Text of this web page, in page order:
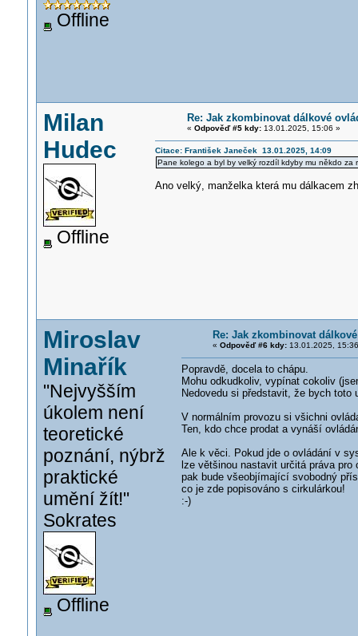
Offline
Milan
Hudec
Offline
Re: Jak zkombinovat dálkové
« Odpověď #5 kdy:13.01.2025, 15:06 »
Citace: František Janeček 13.01.2025, 14:09
Pane kolego a byl by velký rozdíl kdyby mu někdo
Ano velký, manželka která mu dálkacem
Miroslav
Minařík
"Nejvyšším
úkolem není
teoretické
poznání, nýbrž
praktické
umění žít!"
Sokrates
Offline
Re: Jak zkombinovat
« Odpověď #6 kdy:13.01.2025,
Popravdě, docela to chápu.
Mohu odkudkoliv, vypínat cokoliv
Nedovedu si představit, že bych
V normálním provozu si všichni
Ten, kdo chce prodat a vynáší
Ale k věci. Pokud jde o ovládání v
lze většinou nastavit určitá práva
pak bude všeobjímající svobodný
co je zde popisováno s cirkulárkou!
:-)